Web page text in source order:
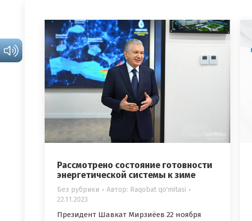
Рассмотрено состояние готовности
энергетической системы к зиме
Без рубрики Автор: Raqobat qo'mitasi
22.11.2023
Президент Шавкат Мирзиёев 22 ноября